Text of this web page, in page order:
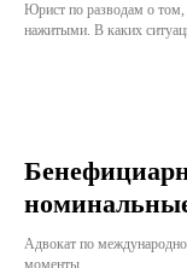
Юрист по разводам о том,
нажитыми. В каких
Адвокат по
моменты